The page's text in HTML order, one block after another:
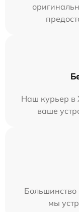
Наш курьер в
ваше
Большинство
мы